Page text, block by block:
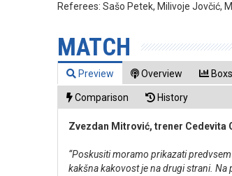
Referees:Sašo Petek, Milivoje Jovčić,
MATCH
Preview Overview
Comparison History
Zvezdan Mitrović, trener Cedevita
“Poskusiti moramo prikazati
kakšna kakovost je na drugi strani.